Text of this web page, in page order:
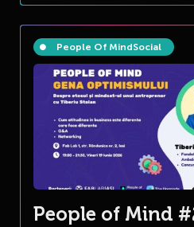
People Of MindSocial
People of Mind